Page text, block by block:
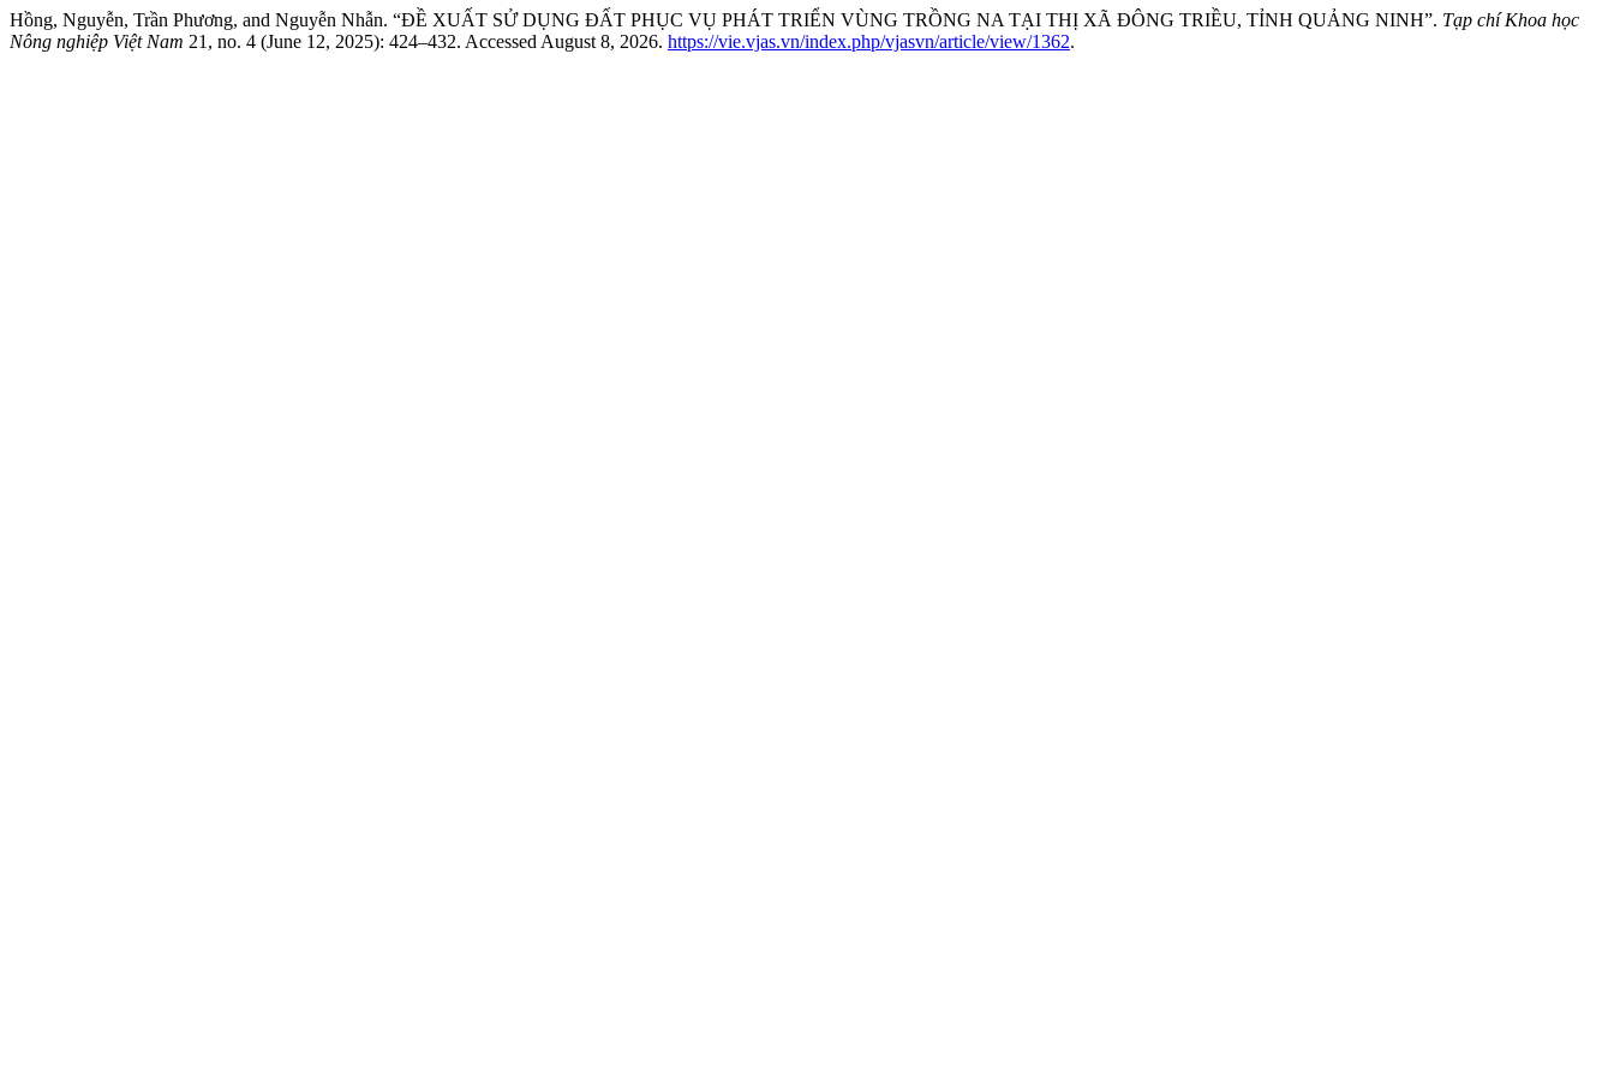
Hồng, Nguyễn, Trần Phương, and Nguyễn Nhẫn. “ĐỀ XUẤT SỬ DỤNG ĐẤT PHỤC VỤ PHÁT TRIỂN VÙNG TRỒNG NA TẠI THỊ XÃ ĐÔNG TRIỀU, TỈNH QUẢNG NINH”. Tạp chí Khoa học
Nông nghiệp Việt Nam 21, no. 4 (June 12, 2025): 424–432. Accessed August 8, 2026. https://vie.vjas.vn/index.php/vjasvn/article/view/1362.